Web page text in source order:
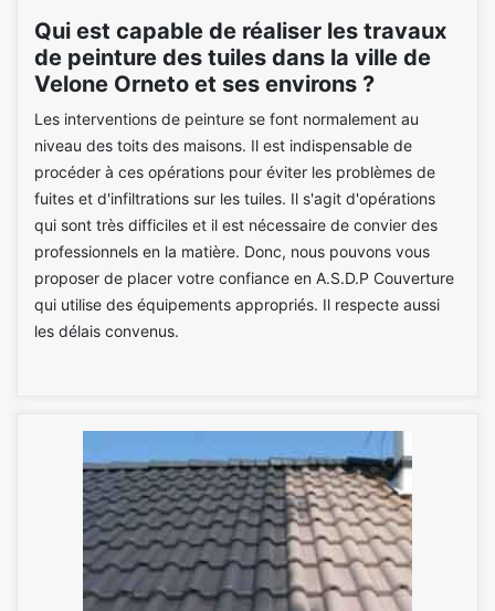
Qui est capable de réaliser les travaux
de peinture des tuiles dans la ville de
Velone Orneto et ses environs ?
Les interventions de peinture se font normalement au
niveau des toits des maisons. Il est indispensable de
procéder à ces opérations pour éviter les problèmes de
fuites et d'infiltrations sur les tuiles. Il s'agit d'opérations
qui sont très difficiles et il est nécessaire de convier des
professionnels en la matière. Donc, nous pouvons vous
proposer de placer votre confiance en A.S.D.P Couverture
qui utilise des équipements appropriés. Il respecte aussi
les délais convenus.